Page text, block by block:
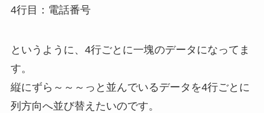
4行目：電話番号
というように、4行ごとに一塊のデータになってま
す。
縦にずら～～～っと並んでいるデータを4行ごとに
列方向へ並び替えたいのです。